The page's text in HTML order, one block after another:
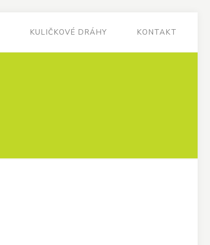
KULIČKOVÉ DRÁHY KONTAKT